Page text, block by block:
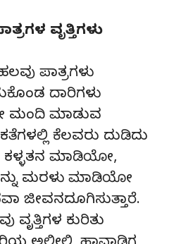
ವೃತ್ತಿಗಳು
ಪಾತ್ರಗಳು
ದಾರಿಗಳು
ಮಂದಿ ಮಾಡುವ
ಕತೆಗಳಲ್ಲಿ ಕೆಲವರು ದುಡಿದು
ಕಳ್ಳತನ ಮಾಡಿಯೋ,
ಮರಳು ಮಾಡಿಯೋ
ಜೀವನದೂಗಿಸುತ್ತಾರೆ.
ವೃತ್ತಿಗಳ ಕುರಿತು